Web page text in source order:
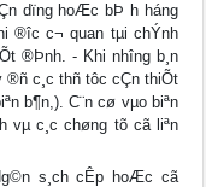
dïng hoÆc bÞ h­ háng
®­îc c¬ quan tµi chÝnh
®Þnh. - Khi nh­îng b¸n
c¸c thñ tôc cÇn thiÕt
b¶n,). C¨n cø vµo biªn
vµ c¸c chøng tõ cã liªn
s¸ch cÊp hoÆc cã